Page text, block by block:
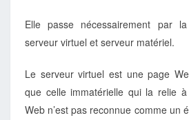
Elle passe nécessairement par
serveur virtuel et serveur matériel.
Le serveur virtuel est une page
que celle immatérielle qui la relie
Web n’est pas reconnue comme un